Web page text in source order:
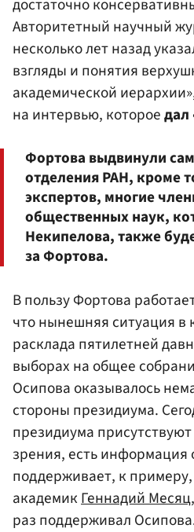
достаточно
Авторитетный научный
несколько лет назад
взгляды и понятия
академической
на интервью, котороедал
Фортова выдвинули
отделения РАН, кроме
экспертов, многие
общественных наук,
Некипелова, также
за Фортова.
В пользу Фортова
что нынешняя ситуация в
расклада пятилетней
выборах на общее
Осипова оказывалось
стороны президиума.
президиума
зрения, есть информация
поддерживает, к
академикГеннадий Месяц
раз поддерживал